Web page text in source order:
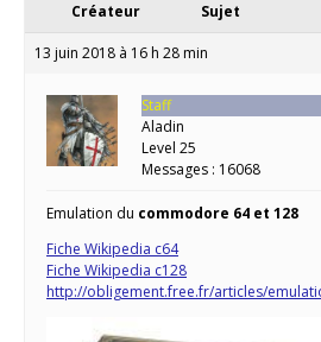
Créateur Sujet
13 juin 2018 à 16 h 28 min
Staff
Aladin
Level 25
Messages : 16068
Emulation du commodore 64 et 128
Fiche Wikipedia c64
Fiche Wikipedia c128
http://obligement.free.fr/articles/